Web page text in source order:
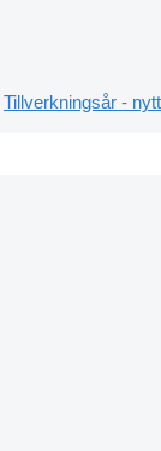
Tillverkningsår - nytt